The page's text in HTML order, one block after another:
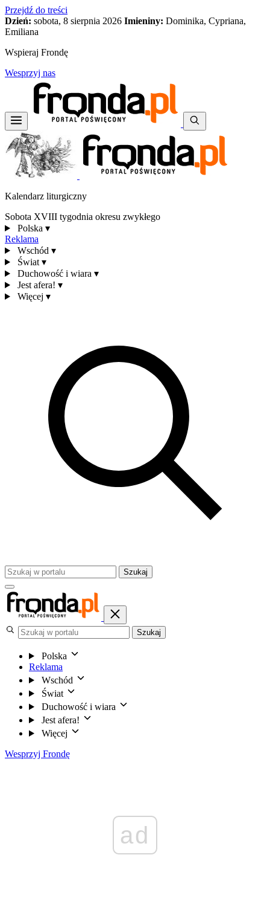
Przejdź do treści
Dzień: sobota, 8 sierpnia 2026 Imieniny: Dominika, Cypriana,
Emiliana
Wspieraj Frondę
Wesprzyj nas
Kalendarz liturgiczny
Sobota XVIII tygodnia okresu zwykłego
Polska ▾
Reklama
Wschód ▾
Świat ▾
Duchowość i wiara ▾
Jest afera! ▾
Więcej ▾
Szukaj
Szukaj
Polska
Reklama
Wschód
Świat
Duchowość i wiara
Jest afera!
Więcej
Wesprzyj Frondę
ad